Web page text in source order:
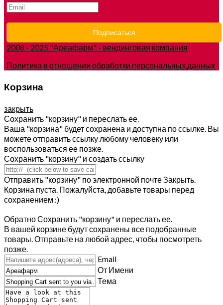
2008 - 2025 "Ареафарм" - вендинговая компания
Политика в отношении обработки персональных данных
Корзина
закрыть
Сохранить "корзину" и переслать ее.
Ваша "корзина" будет сохранена и доступна по ссылке. Вы
можете отправить ссылку любому человеку или
воспользоваться ее позже.
Сохранить "корзину" и создать ссылку
Отправить "корзину" по электронной почте Закрыть.
Корзина пуста. Пожалуйста, добавьте товары перед
сохранением :)
ОбратноСохранить "корзину" и переслать ее.
В вашей корзине будут сохранены все подобранные
товары. Отправьте на любой адрес, чтобы посмотреть
позже.
Email
От Имени
Тема